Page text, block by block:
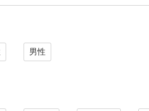
男性